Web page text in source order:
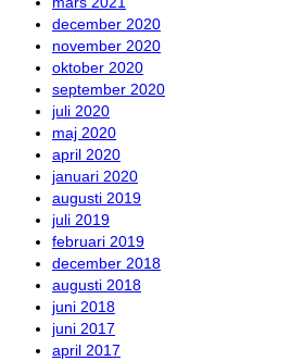
december 2020
november 2020
oktober 2020
september 2020
juli 2020
maj 2020
april 2020
januari 2020
augusti 2019
juli 2019
februari 2019
december 2018
augusti 2018
juni 2018
juni 2017
april 2017